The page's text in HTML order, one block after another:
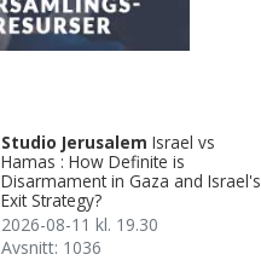
Studio Jerusalem Israel vs
Hamas : How Definite is
Disarmament in Gaza and Israel's
Exit Strategy?
2026-08-11 kl. 19.30
Avsnitt: 1036